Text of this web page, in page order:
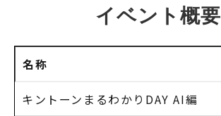
イベント概要
名称
キントーンまるわかりDAY AI編